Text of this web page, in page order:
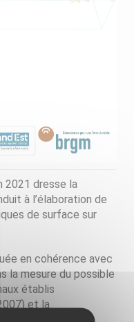
2021 dresse la
à l’élaboration de
de surface sur
en cohérence avec
la mesure du possible
établis
et la